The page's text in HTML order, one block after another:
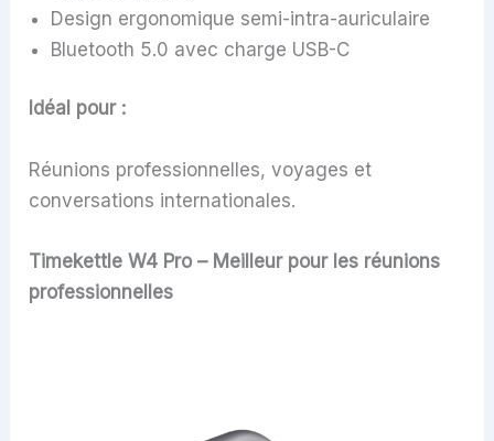
Design ergonomique semi-intra-auriculaire
Bluetooth 5.0 avec charge USB-C
Idéal pour :
Réunions professionnelles, voyages et
conversations internationales.
Timekettle W4 Pro – Meilleur pour les réunions
professionnelles